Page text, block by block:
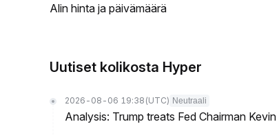
Alin hinta ja päivämäärä
Uutiset kolikosta Hyper
2026-08-06 19:38 (UTC) Neutraali
Analysis: Trump treats Fed Chairman